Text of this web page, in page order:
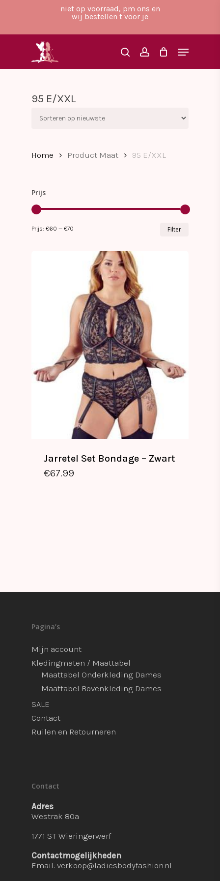
content
niet op voorraad, pm ons en
wij bestellen t voor je
searchaccount
Menu
95 E/XXL
Home Product Maat 95 E/XXL
Prijs
Filter
Prijs: €60 — €70
Jarretel Set Bondage – Zwart
€67.99
Pagina’s
Mijn account
Kledingmaten / Maattabel
Maattabel Onderkleding Dames
Maattabel Bovenkleding Dames
SALE
Contact
Ruilen en Retourneren
Contact
Adres
Westrak 80a
1771 ST Wieringerwerf
Contactmogelijkheden
Email: verkoop@ladiesbodyfashion.nl